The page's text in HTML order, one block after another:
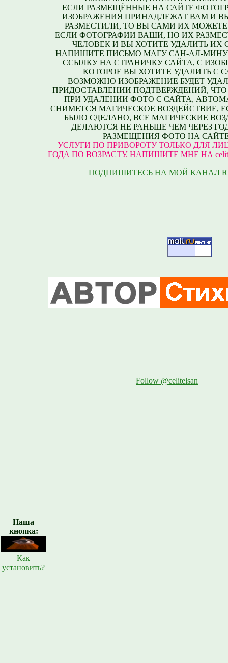
Наша
кнопка:
Как
установить?
ЕСЛИ РАЗМЕЩЁННЫЕ НА САЙТЕ
ИЗОБРАЖЕНИЯ ПРИНАДЛЕЖАТ ВАМ И
РАЗМЕСТИЛИ, ТО ВЫ САМИ ИХ МОЖЕТЕ
ЕСЛИ ФОТОГРАФИИ ВАШИ, НО ИХ
ЧЕЛОВЕК И ВЫ ХОТИТЕ УДАЛИТЬ ИХ
НАПИШИТЕ ПИСЬМО МАГУ САН-АЛ-
ССЫЛКУ НА СТРАНИЧКУ САЙТА, С
КОТОРОЕ ВЫ ХОТИТЕ УДАЛИТЬ С
ВОЗМОЖНО ИЗОБРАЖЕНИЕ БУДЕТ
ПРИДОСТАВЛЕНИИ ПОДТВЕРЖДЕНИЙ,
ПРИ УДАЛЕНИИ ФОТО С САЙТА,
СНИМЕТСЯ МАГИЧЕСКОЕ ВОЗДЕЙСТВИЕ,
БЫЛО СДЕЛАНО, ВСЕ МАГИЧЕСКИЕ
ДЕЛАЮТСЯ НЕ РАНЬШЕ ЧЕМ ЧЕРЕЗ
РАЗМЕЩЕНИЯ ФОТО НА
УСЛУГИ ПО ПРИВОРОТУ ТОЛЬКО ДЛЯ
ГОДА ПО ВОЗРАСТУ. НАПИШИТЕ МНЕ НА
ПОДПИШИТЕСЬ НА МОЙ КАНАЛ
Follow @celitelsan